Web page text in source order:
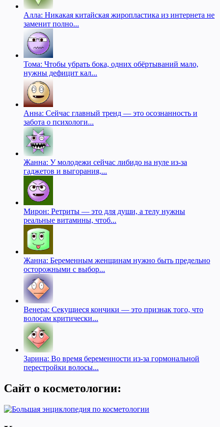
Алла: Никакая китайская жиропластика из интернета не
заменит полно...
Тома: Чтобы убрать бока, одних обёртываний мало,
нужны дефицит кал...
Анна: Сейчас главный тренд — это осознанность и
забота о психологи...
Жанна: У молодежи сейчас либидо на нуле из-за
гаджетов и выгорания,...
Мирон: Ретриты — это для души, а телу нужны
реальные витамины, чтоб...
Жанна: Беременным женщинам нужно быть предельно
осторожными с выбор...
Венера: Секущиеся кончики — это признак того, что
волосам критически...
Зарина: Во время беременности из-за гормональной
перестройки волосы...
Сайт о косметологии: